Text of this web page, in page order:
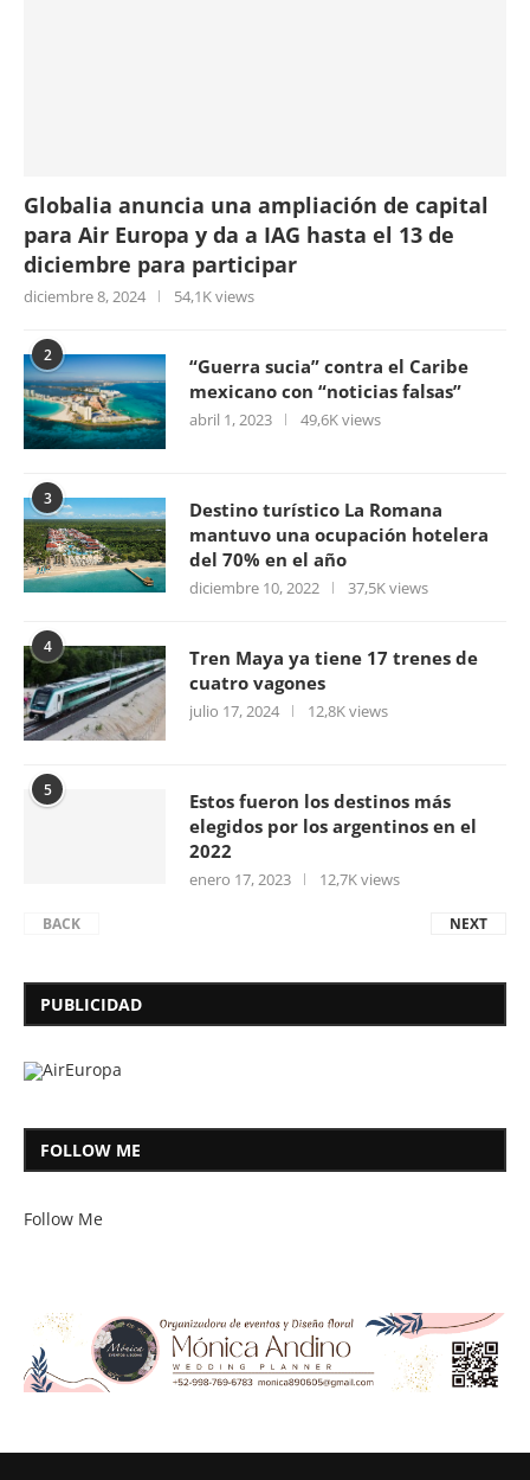
Globalia anuncia una ampliación de capital
para Air Europa y da a IAG hasta el 13 de
diciembre para participar
diciembre 8, 2024 54,1K views
2
“Guerra sucia” contra el Caribe
mexicano con “noticias falsas”
abril 1, 2023 49,6K views
3
Destino turístico La Romana
mantuvo una ocupación hotelera
del 70% en el año
diciembre 10, 2022 37,5K views
4
Tren Maya ya tiene 17 trenes de
cuatro vagones
julio 17, 2024 12,8K views
5
Estos fueron los destinos más
elegidos por los argentinos en el
2022
enero 17, 2023 12,7K views
BACK NEXT
PUBLICIDAD
FOLLOW ME
Follow Me